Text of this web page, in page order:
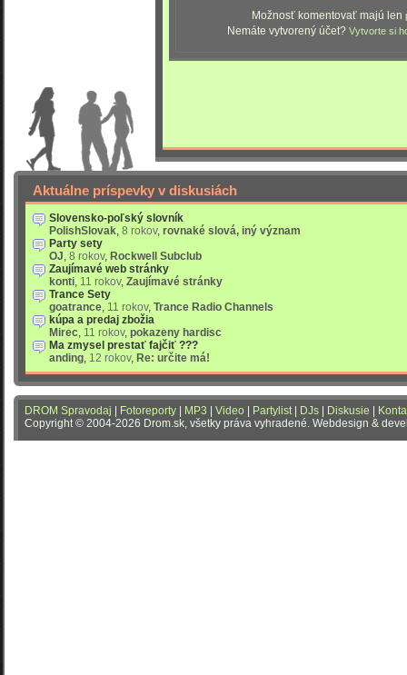
Možnosť komentovať majú len
Nemáte vytvorený účet? Vytvorte si
Aktuálne príspevky v diskusiách
Slovensko-poľský slovník
PolishSlovak, 8 rokov, rovnaké slová, iný význam
Party sety
OJ, 8 rokov, Rockwell Subclub
Zaujímavé web stránky
konti, 11 rokov, Zaujímavé stránky
Trance Sety
goatrance, 11 rokov, Trance Radio Channels
kúpa a predaj zbožia
Mirec, 11 rokov, pokazeny hardisc
Ma zmysel prestať fajčiť ???
anding, 12 rokov, Re: určite má!
DROM Spravodaj Fotoreporty MP3 Video Partylist| DJs Diskusie
Copyright © 2004-2026 Drom.sk, všetky práva vyhradené. Webdesign &